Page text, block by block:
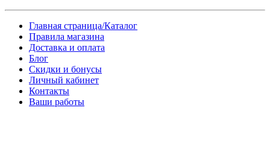
Главная страница/Каталог
Правила магазина
Доставка и оплата
Блог
Скидки и бонусы
Личный кабинет
Контакты
Ваши работы